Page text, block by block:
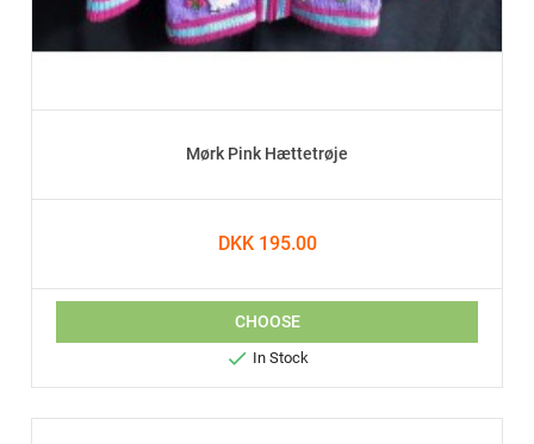
Mørk Pink Hættetrøje
DKK 195.00
CHOOSE
 In Stock